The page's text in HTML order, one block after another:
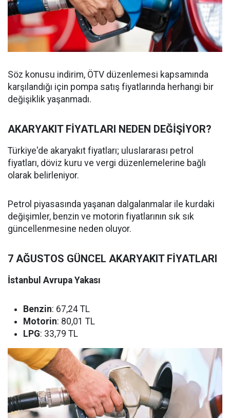
Söz konusu indirim, ÖTV düzenlemesi kapsamında
karşılandığı için pompa satış fiyatlarında herhangi bir
değişiklik yaşanmadı.
AKARYAKIT FİYATLARI NEDEN DEĞİŞİYOR?
Türkiye'de akaryakıt fiyatları; uluslararası petrol
fiyatları, döviz kuru ve vergi düzenlemelerine bağlı
olarak belirleniyor.
Petrol piyasasında yaşanan dalgalanmalar ile kurdaki
değişimler, benzin ve motorin fiyatlarının sık sık
güncellenmesine neden oluyor.
7 AĞUSTOS GÜNCEL AKARYAKIT FİYATLARI
İstanbul Avrupa Yakası
Benzin: 67,24 TL
Motorin: 80,01 TL
LPG: 33,79 TL